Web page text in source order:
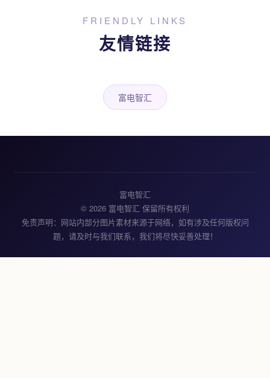
FRIENDLY LINKS
友情链接
富电智汇
富电智汇
© 2026 富电智汇 保留所有权利
免责声明：网站内部分图片素材来源于网络，如有涉及任何版权问
题，请及时与我们联系，我们将尽快妥善处理！